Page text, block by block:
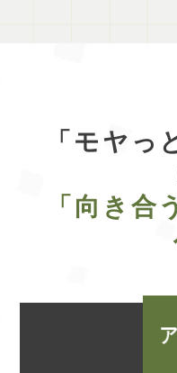
「モヤっ
「向き合